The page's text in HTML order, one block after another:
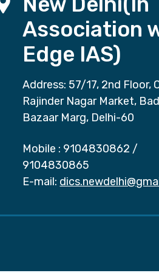
Association
Edge IAS)
Address: 57/17, 2nd Floor,
Rajinder Nagar Market,
Bazaar Marg, Delhi-60
Mobile : 9104830862 /
9104830865
E-mail: